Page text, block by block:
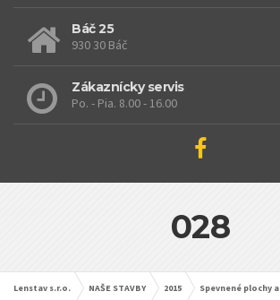
Báč 25
930 30 Báč
Zákaznícky servis
Po. - Pia. 8.00 - 16.00
028
Lenstav s.r.o. NAŠE STAVBY 2015 Spevnené plochy